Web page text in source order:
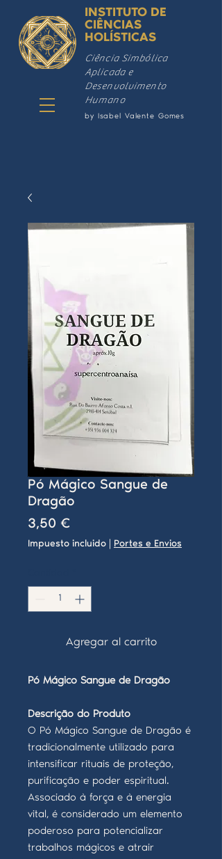
INSTITUTO DE
CIÊNCIAS
HOLÍSTICAS
by Isabel Valente Gomes
Ciência Simbólica
Aplicada e
Desenvolvimento
Humano
Pó Mágico Sangue de
Dragão
3,50 €Precio
Impuesto incluido Portes e Envios
Agregar al carrito
Pó Mágico Sangue de Dragão
Descrição do Produto
O Pó Mágico Sangue de Dragão é
tradicionalmente utilizado para
intensificar rituais de proteção,
purificação e poder espiritual.
Associado à força e à energia
vital, é considerado um elemento
poderoso para potencializar
trabalhos mágicos e atrair